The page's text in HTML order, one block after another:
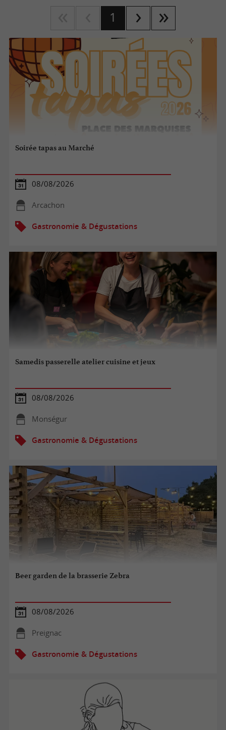
1
Soirée tapas au Marché
08/08/2026
Arcachon
Gastronomie & Dégustations
Samedis passerelle atelier cuisine et jeux
08/08/2026
Monségur
Gastronomie & Dégustations
Beer garden de la brasserie Zebra
08/08/2026
Preignac
Gastronomie & Dégustations